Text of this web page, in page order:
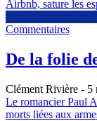
Airbnb, sature les
Commentaires
De la folie
Clément Rivière - 5
Le romancier Paul
morts liées aux